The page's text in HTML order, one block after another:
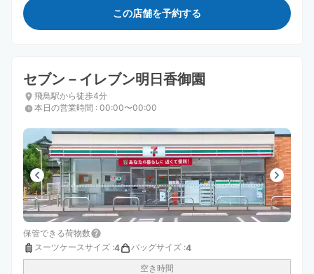
この店舗を予約する
セブン－イレブン明日香御園
飛鳥駅から徒歩4分
本日の営業時間 : 00:00〜00:00
保管できる荷物数
スーツケースサイズ :4 バッグサイズ :4
空き時間